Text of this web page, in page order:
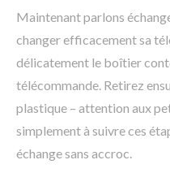
Maintenant parlons
changer efficacement sa
délicatement le boîtier
télécommande. Retirez
plastique – attention aux
simplement à suivre ces
échange sans accroc.